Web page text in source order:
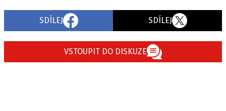
VYDAVATEL
INZERCE
OSOBNÍ ÚDAJE / COOKIES
SDÍLEJ SDÍLEJ
VSTOUPIT DO DISKUZE